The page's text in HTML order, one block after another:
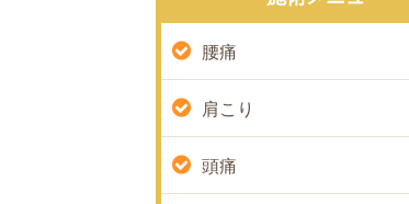
腰痛
肩こり
頭痛